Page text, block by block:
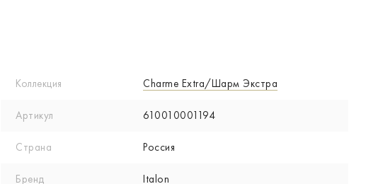
Коллекция Charme Extra/Шарм Экстра
Артикул 610010001194
Страна Россия
Бренд Italon